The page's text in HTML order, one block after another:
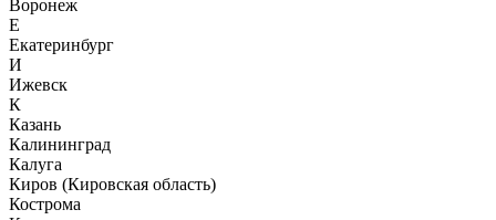
Воронеж
Е
Екатеринбург
И
Ижевск
К
Казань
Калининград
Калуга
Киров (Кировская область)
Кострома